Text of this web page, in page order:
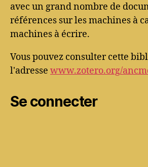
avec un grand nombre de
références sur les machines à
machines à écrire.
Vous pouvez consulter cette
l'adresse www.zotero.org/
Se connecter